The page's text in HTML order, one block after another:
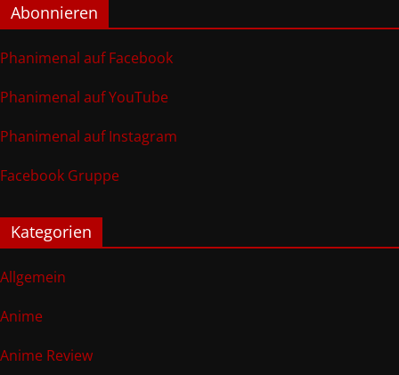
Abonnieren
Phanimenal auf Facebook
Phanimenal auf YouTube
Phanimenal auf Instagram
Facebook Gruppe
Kategorien
Allgemein
Anime
Anime Review